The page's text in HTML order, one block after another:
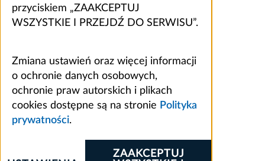
przyciskiem „ZAAKCEPTUJ
WSZYSTKIE I PRZEJDŹ DO SERWISU”.
Zmiana ustawień oraz więcej informacji
o ochronie danych osobowych,
ochronie praw autorskich i plikach
cookies dostępne są na stronie Polityka
prywatności.
ZAAKCEPTUJ